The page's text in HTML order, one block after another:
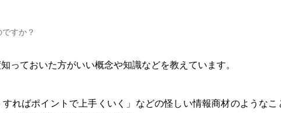
すか？
っておいた方がいい概念や知識などを教えています。
すればポイントで上手くいく」などの怪しい情報商材のような